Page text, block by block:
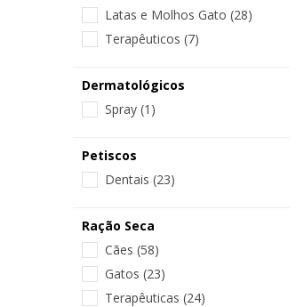
Latas e Molhos Gato (28)
Terapêuticos (7)
Dermatológicos
Spray (1)
Petiscos
Dentais (23)
Ração Seca
Cães (58)
Gatos (23)
Terapêuticas (24)